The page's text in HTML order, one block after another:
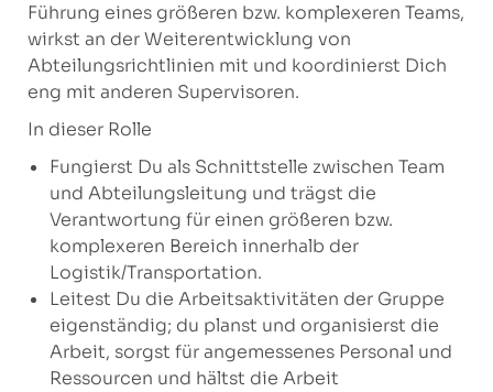
Führung eines größeren bzw. komplexeren Teams,
wirkst an der Weiterentwicklung von
Abteilungsrichtlinien mit und koordinierst Dich
eng mit anderen Supervisoren.
In dieser Rolle
Fungierst Du als Schnittstelle zwischen Team
und Abteilungsleitung und trägst die
Verantwortung für einen größeren bzw.
komplexeren Bereich innerhalb der
Logistik/Transportation.
Leitest Du die Arbeitsaktivitäten der Gruppe
eigenständig; du planst und organisierst die
Arbeit, sorgst für angemessenes Personal und
Ressourcen und hältst die Arbeit